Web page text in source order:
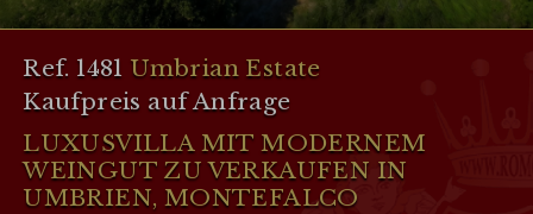
Ref. 1481 Umbrian Estate
Kaufpreis auf Anfrage
LUXUSVILLA MIT MODERNEM
WEINGUT ZU VERKAUFEN IN
UMBRIEN, MONTEFALCO